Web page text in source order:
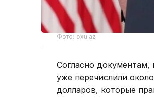
Фото: oxu.az
Согласно
уже перечислили
долларов, которые